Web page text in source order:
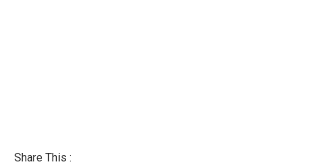
Share This :